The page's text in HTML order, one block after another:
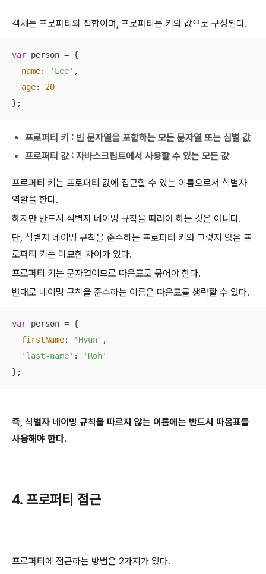
객체는 프로퍼티의 집합이며, 프로퍼티는 키와 값으로 구성된다.
var person = {
name: 'Lee' ,
age: 20
};
프로퍼티 키 : 빈 문자열을 포함하는 모든 문자열 또는 심벌 값
프로퍼티 값 : 자바스크립트에서 사용할 수 있는 모든 값
프로퍼티 키는 프로퍼티 값에 접근할 수 있는 이름으로서 식별자
역할을 한다.
하지만 반드시 식별자 네이밍 규칙을 따라야 하는 것은 아니다.
단, 식별자 네이밍 규칙을 준수하는 프로퍼티 키와 그렇지 않은 프
로퍼티 키는 미묘한 차이가 있다.
프로퍼티 키는 문자열이므로 따옴표로 묶어야 한다.
반대로 네이밍 규칙을 준수하는 이름은 따옴표를 생략할 수 있다.
var person = {
firstName: 'Hyun' ,
'last-name' :
'Roh'
};
즉, 식별자 네이밍 규칙을 따르지 않는 이름에는 반드시 따옴표를
사용해야 한다.
4. 프로퍼티 접근
프로퍼티에 접근하는 방법은 2가지가 있다.